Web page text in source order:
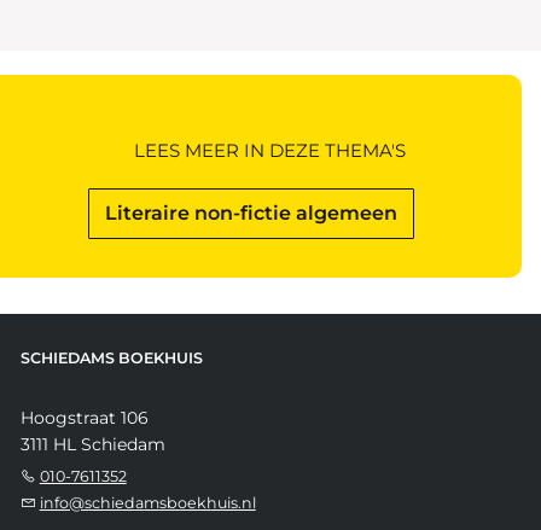
Literaire non-fictie algemeen
LEES MEER IN DEZE THEMA'S
SCHIEDAMS BOEKHUIS
Hoogstraat 106
3111 HL Schiedam
010-7611352
info@schiedamsboekhuis.nl